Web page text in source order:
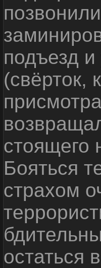
подъезд
(свёрток,
стоящего
Бояться
страхом
остаться